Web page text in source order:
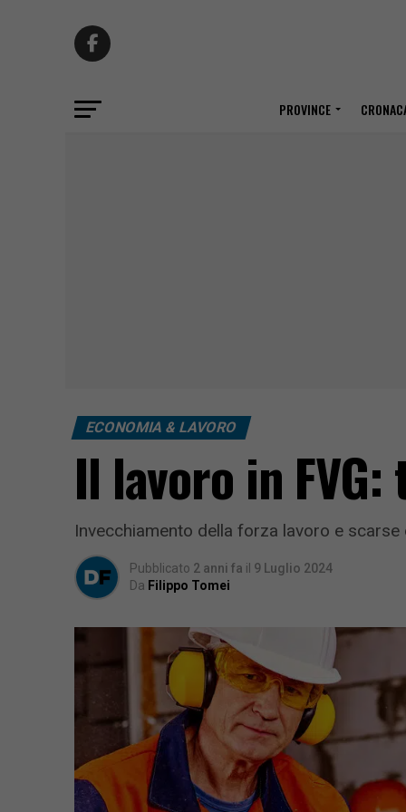
PROVINCE
ECONOMIA & LAVORO
Il lavoro in
Invecchiamento della forza lavoro e
Pubblicato 2 anni fa il 9 Luglio 2024
Da Filippo Tomei